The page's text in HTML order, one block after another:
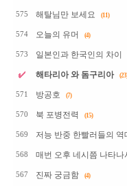
575 해탈님만 보세요 (11)
574 오늘의 유머 (4)
573 일본인과 한국인의 차이
해타리아 와 돔구리아 (23)
571 방공호 (7)
570 북 포병전력 (15)
569 저능 반중 한빨러들의 역
568 매번 오후 네시쯤 나타
567 진짜 궁금함 (4)